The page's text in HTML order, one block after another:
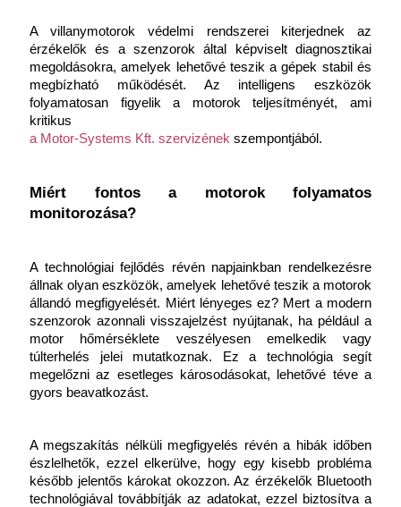
A villanymotorok védelmi rendszerei kiterjednek az
érzékelők és a szenzorok által képviselt diagnosztikai
megoldásokra, amelyek lehetővé teszik a gépek stabil és
megbízható működését. Az intelligens eszközök
folyamatosan figyelik a motorok teljesítményét, ami
kritikus
a ​​Motor-Systems Kft. szervizének szempontjából.
Miért fontos a motorok folyamatos
monitorozása?
A technológiai fejlődés révén napjainkban rendelkezésre
állnak olyan eszközök, amelyek lehetővé teszik a motorok
állandó megfigyelését. Miért lényeges ez? Mert a modern
szenzorok azonnali visszajelzést nyújtanak, ha például a
motor hőmérséklete veszélyesen emelkedik vagy
túlterhelés jelei mutatkoznak. Ez a technológia segít
megelőzni az esetleges károsodásokat, lehetővé téve a
gyors beavatkozást.
A megszakítás nélküli megfigyelés révén a hibák időben
észlelhetők, ezzel elkerülve, hogy egy kisebb probléma
később jelentős károkat okozzon. Az érzékelők Bluetooth
technológiával továbbítják az adatokat, ezzel biztosítva a